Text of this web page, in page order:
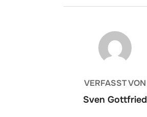
BEITRAGSAUTOR
VERFASST VON
Sven Gottfried